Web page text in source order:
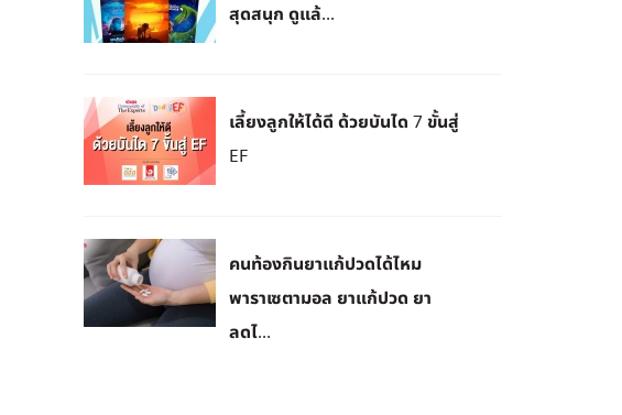
สุดสนุก ดูแล้...
เลี้ยงลูกให้ได้ดี ด้วยบันได 7 ขั้นสู่
EF
คนท้องกินยาแก้ปวดได้ไหม
พาราเซตามอล ยาแก้ปวด ยา
ลดไ...